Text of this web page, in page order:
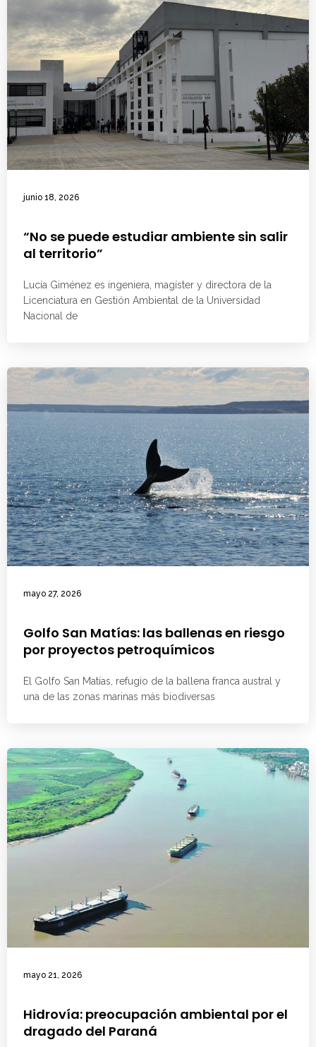
junio 18, 2026
“No se puede estudiar ambiente sin salir
al territorio”
Lucía Giménez es ingeniera, magíster y directora de la
Licenciatura en Gestión Ambiental de la Universidad
Nacional de
mayo 27, 2026
Golfo San Matías: las ballenas en riesgo
por proyectos petroquímicos
El Golfo San Matías, refugio de la ballena franca austral y
una de las zonas marinas más biodiversas
mayo 21, 2026
Hidrovía: preocupación ambiental por el
dragado del Paraná